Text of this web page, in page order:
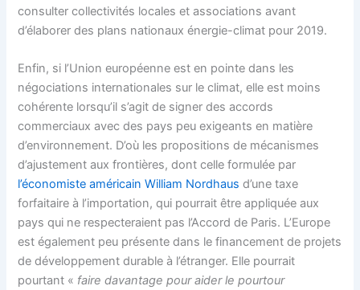
consulter collectivités locales et associations avant
d’élaborer des plans nationaux énergie-climat pour 2019.
Enfin, si l’Union européenne est en pointe dans les
négociations internationales sur le climat, elle est moins
cohérente lorsqu’il s’agit de signer des accords
commerciaux avec des pays peu exigeants en matière
d’environnement. D’où les propositions de mécanismes
d’ajustement aux frontières, dont celle formulée par
l’économiste américain William Nordhaus d’une taxe
forfaitaire à l’importation, qui pourrait être appliquée aux
pays qui ne respecteraient pas l’Accord de Paris. L’Europe
est également peu présente dans le financement de projets
de développement durable à l’étranger. Elle pourrait
pourtant « faire davantage pour aider le pourtour